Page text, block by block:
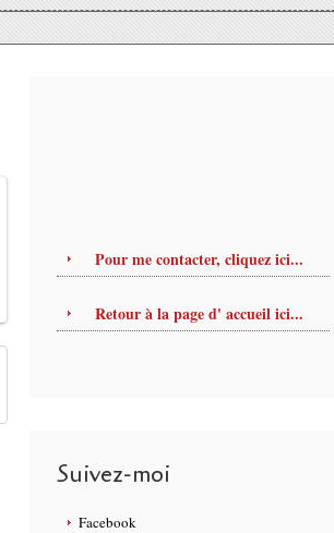
Pour me contacter, cliquez ici...
Retour à la page d' accueil ici...
Suivez-moi
Facebook